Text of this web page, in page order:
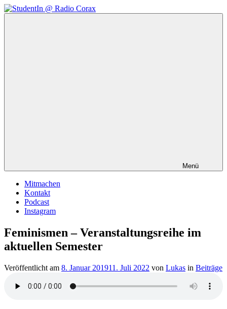
Zum
Inhalt
Menü
Mitmachen
Kontakt
Podcast
Instagram
Feminismen – Veranstaltungsreihe im
aktuellen Semester
Veröffentlicht am 8. Januar 201911. Juli 2022 von Lukas in Beiträge